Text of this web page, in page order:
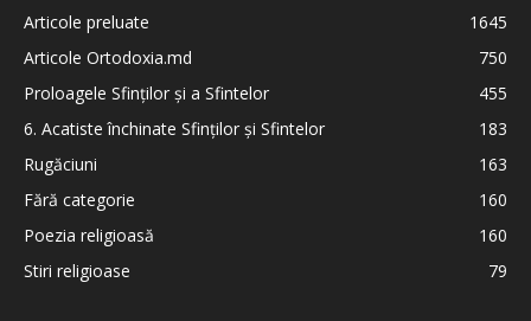
Articole preluate
1645
Articole Ortodoxia.md
750
Proloagele Sfinților și a Sfintelor
455
6. Acatiste închinate Sfinților și Sfintelor
183
Rugăciuni
163
Fără categorie
160
Poezia religioasă
160
Stiri religioase
79